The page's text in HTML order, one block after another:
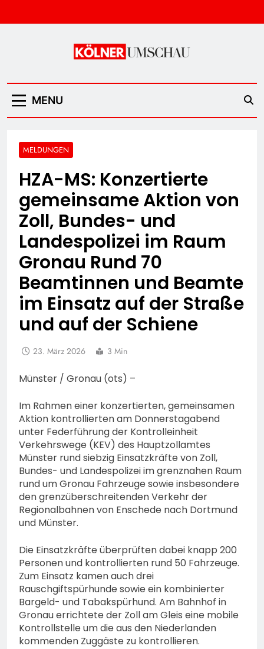
to
Kölner Umschau
MENU
MELDUNGEN
HZA-MS: Konzertierte
gemeinsame Aktion von
Zoll, Bundes- und
Landespolizei im Raum
Gronau Rund 70
Beamtinnen und Beamte
im Einsatz auf der Straße
und auf der Schiene
23. März 2026 3 Min
Münster / Gronau (ots) –
Im Rahmen einer konzertierten, gemeinsamen
Aktion kontrollierten am Donnerstagabend
unter Federführung der Kontrolleinheit
Verkehrswege (KEV) des Hauptzollamtes
Münster rund siebzig Einsatzkräfte von Zoll,
Bundes- und Landespolizei im grenznahen Raum
rund um Gronau Fahrzeuge sowie insbesondere
den grenzüberschreitenden Verkehr der
Regionalbahnen von Enschede nach Dortmund
und Münster.
Die Einsatzkräfte überprüften dabei knapp 200
Personen und kontrollierten rund 50 Fahrzeuge.
Zum Einsatz kamen auch drei
Rauschgiftspürhunde sowie ein kombinierter
Bargeld- und Tabakspürhund. Am Bahnhof in
Gronau errichtete der Zoll am Gleis eine mobile
Kontrollstelle um die aus den Niederlanden
kommenden Zuggäste zu kontrollieren.